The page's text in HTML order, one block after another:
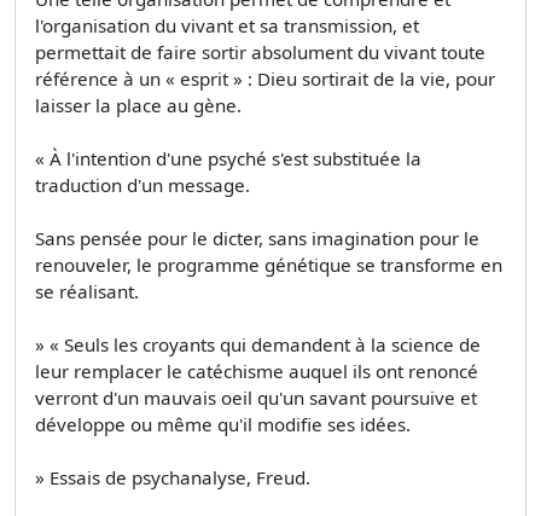
l'organisation du vivant et sa transmission, et
permettait de faire sortir absolument du vivant toute
référence à un « esprit » : Dieu sortirait de la vie, pour
laisser la place au gène.
« À l'intention d'une psyché s'est substituée la
traduction d'un message.
Sans pensée pour le dicter, sans imagination pour le
renouveler, le programme génétique se transforme en
se réalisant.
» « Seuls les croyants qui demandent à la science de
leur remplacer le catéchisme auquel ils ont renoncé
verront d'un mauvais oeil qu'un savant poursuive et
développe ou même qu'il modifie ses idées.
» Essais de psychanalyse, Freud.